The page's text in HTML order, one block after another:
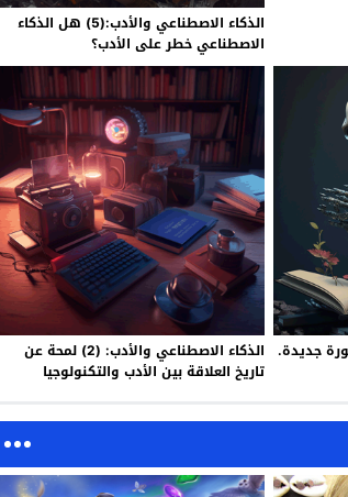
الذكاء الاصطناعي والأدب:(5) هل الذكاء
الاصطناعي خطر على الأدب؟
جديدة.
الذكاء الاصطناعي والأدب: (2) لمحة عن
تاريخ العلاقة بين الأدب والتكنولوجيا